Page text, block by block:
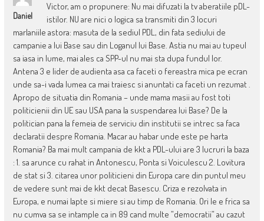
Daniel
Victor, am o propunere: Nu mai difuzati la tv aberatiile pDL-
istilor. NU are nici o logica sa transmiti din 3 locuri
marlaniile astora: masuta de la sediul PDL, din fata sediului de
campanie a lui Base sau din Loganul lui Base. Astia nu mai au tupeul
sa iasa in lume, mai ales ca SPP-ul nu mai sta dupa fundul lor.
Antena 3 e lider de audienta asa ca faceti o fereastra mica pe ecran
unde sa-i vada lumea ca mai traiesc si anuntati ca faceti un rezumat .
Apropo de situatia din Romania – unde mama masii au fost toti
politicienii din UE sau USA pana la suspendarea lui Base? De la
politician pana la femeia de serviciu din institutii se intrec sa faca
declaratii despre Romania. Macar au habar unde este pe harta
Romania? Ba mai mult campania de kkt a PDL-ului are 3 lucruri la baza
: 1. sa arunce cu rahat in Antonescu, Ponta si Voiculescu 2. Lovitura
de stat si 3. citarea unor politicieni din Europa care din puntul meu
de vedere sunt mai de kkt decat Basescu. Criza e rezolvata in
Europa, e numai lapte si miere si au timp de Romania. Ori le e frica sa
nu cumva sa se intample ca in 89 cand multe ”democratii” au cazut